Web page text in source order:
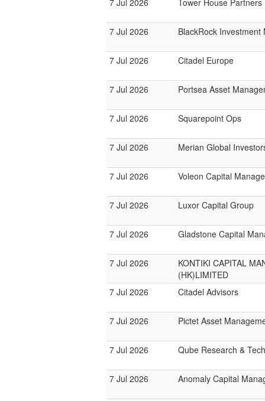
7 Jul 2026 Tower House Partners
7 Jul 2026 BlackRock Investment
7 Jul 2026 Citadel Europe
7 Jul 2026 Portsea Asset
7 Jul 2026 Squarepoint Ops
7 Jul 2026 Merian Global
7 Jul 2026 Voleon Capital
7 Jul 2026 Luxor Capital Group
7 Jul 2026 Gladstone Capital
7 Jul 2026
KONTIKI CAPITAL
(HK)LIMITED
7 Jul 2026
Citadel Advisors
7 Jul 2026 Pictet Asset
7 Jul 2026 Qube Research &
7 Jul 2026 Anomaly Capital